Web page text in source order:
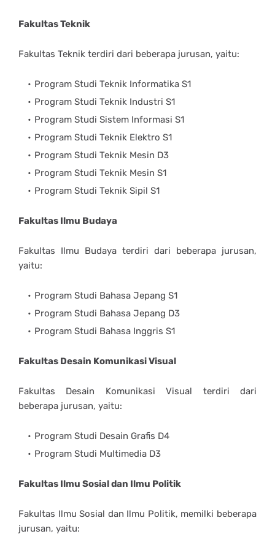
Fakultas Teknik
Fakultas Teknik terdiri dari beberapa jurusan, yaitu:
Program Studi Teknik Informatika S1
Program Studi Teknik Industri S1
Program Studi Sistem Informasi S1
Program Studi Teknik Elektro S1
Program Studi Teknik Mesin D3
Program Studi Teknik Mesin S1
Program Studi Teknik Sipil S1
Fakultas Ilmu Budaya
Fakultas Ilmu Budaya terdiri dari beberapa jurusan,
yaitu:
Program Studi Bahasa Jepang S1
Program Studi Bahasa Jepang D3
Program Studi Bahasa Inggris S1
Fakultas Desain Komunikasi Visual
Fakultas Desain Komunikasi Visual terdiri dari
beberapa jurusan, yaitu:
Program Studi Desain Grafis D4
Program Studi Multimedia D3
Fakultas Ilmu Sosial dan Ilmu Politik
Fakultas Ilmu Sosial dan Ilmu Politik, memilki beberapa
jurusan, yaitu: